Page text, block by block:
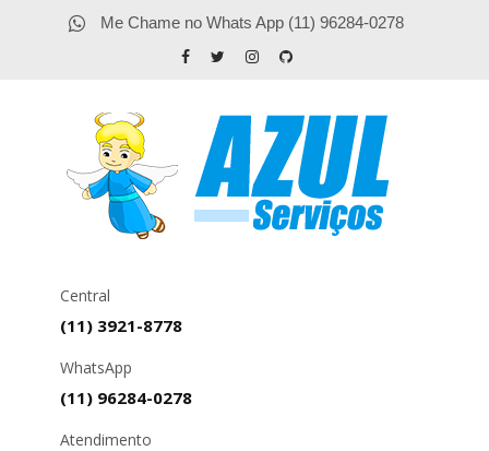
Me Chame no Whats App (11) 96284-0278
Central
(11) 3921-8778
WhatsApp
(11) 96284-0278
Atendimento